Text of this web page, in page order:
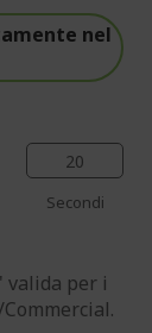
nel
19
Secondi
valida per i